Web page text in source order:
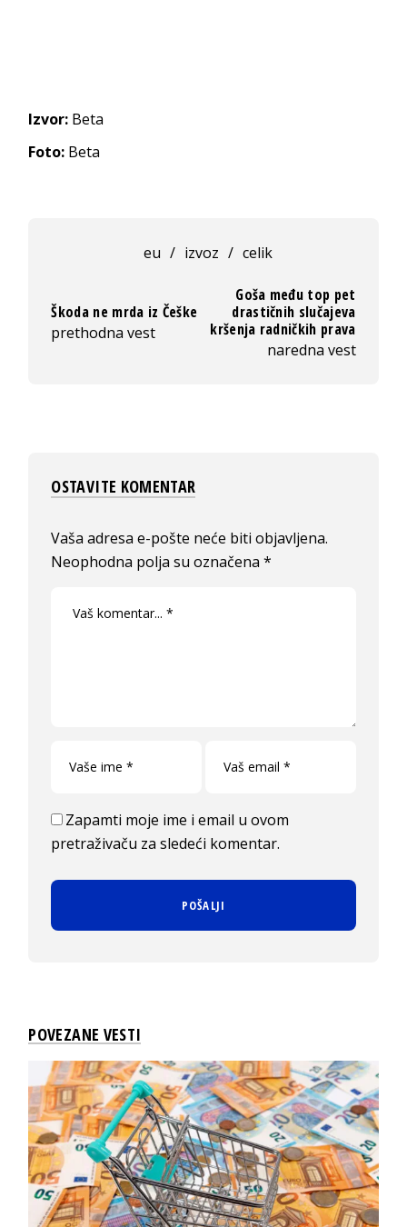
Izvor: Beta
Foto: Beta
eu / izvoz / celik
Škoda ne mrda iz Češke
prethodna vest
Goša među top pet
drastičnih slučajeva
kršenja radničkih prava
naredna vest
OSTAVITE KOMENTAR
Vaša adresa e-pošte neće biti objavljena.
Neophodna polja su označena*
Zapamti moje ime i email u ovom
pretraživaču za sledeći komentar.
POVEZANE VESTI